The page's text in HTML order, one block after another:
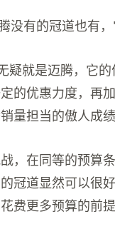
没有的冠道也有
疑就是迈腾，它
的优惠力度，再
量担当的傲人成绩
，在同等的预算
冠道显然可以很
费更多预算的前